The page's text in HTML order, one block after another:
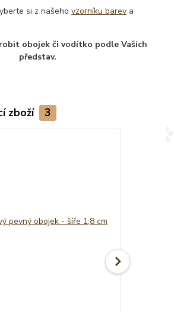
si z našehovzorníku barev a
obojek či vodítko podle Vašich
představ.
zboží 3